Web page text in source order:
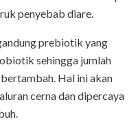
penyebab diare.
prebiotik yang
sehingga jumlah
Hal ini akan
cerna dan dipercaya